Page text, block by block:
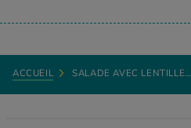
ACCUEIL SALADE AVEC LENTILLE…